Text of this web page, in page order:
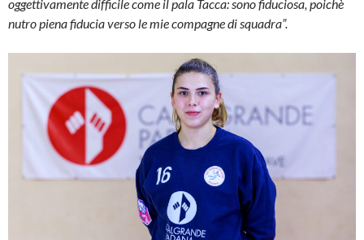
oggettivamente difficile come il pala Tacca: sono fiduciosa, poichè
nutro piena fiducia verso le mie compagne di squadra”.